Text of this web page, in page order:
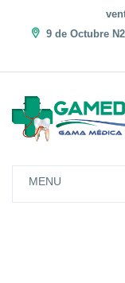
9 de Octubre
MENU